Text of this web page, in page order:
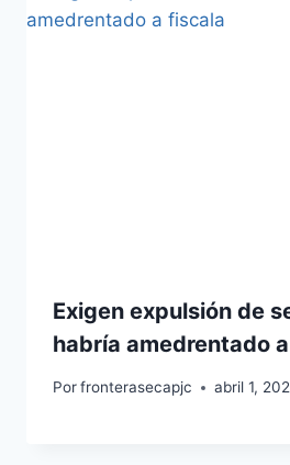
Exigen expulsión de
habría amedrentado
Porfronterasecapjc abril 1,